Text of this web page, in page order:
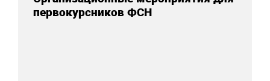
первокурсников ФСН